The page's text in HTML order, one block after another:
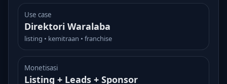
Use case
Direktori Waralaba
listing • kemitraan • franchise
Monetisasi
Listing + Leads + Sponsor